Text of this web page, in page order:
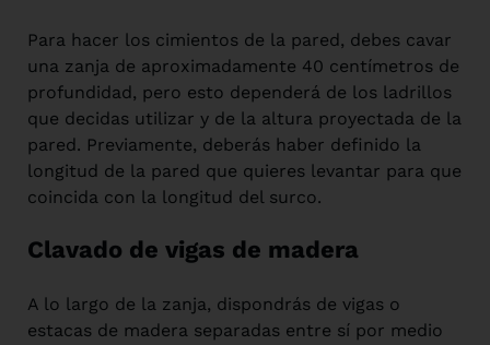
Para hacer los cimientos de la pared, debes cavar
una zanja de aproximadamente 40 centímetros de
profundidad, pero esto dependerá de los ladrillos
que decidas utilizar y de la altura proyectada de la
pared. Previamente, deberás haber definido la
longitud de la pared que quieres levantar para que
coincida con la longitud del surco.
Clavado de vigas de madera
A lo largo de la zanja, dispondrás de vigas o
estacas de madera separadas entre sí por medio